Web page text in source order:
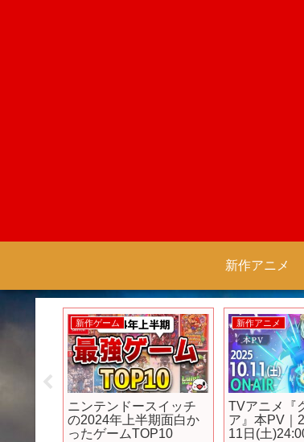
新作アニメ
新作ゲーム
ニンテンドースイッチ
の2024年上半期面白か
ったゲームTOP10
新作アニメ
TVアニメ『
ア』本PV｜
11日(土